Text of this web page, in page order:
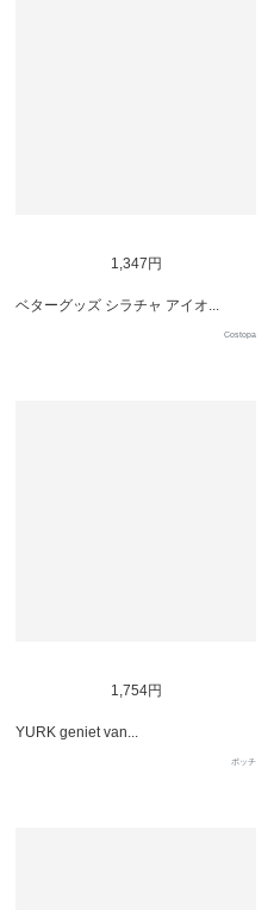
1,347円
ベターグッズ シラチャ アイオ...
Costopa
1,754円
YURK geniet van...
ポッチ